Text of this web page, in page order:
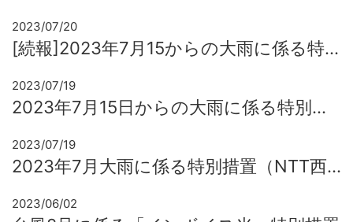
2023/07/20
[続報]2023年7月15からの大雨に係る特別措置（NTT東日本エリア）
2023/07/19
2023年7月15日からの大雨に係る特別措置（NTT東日本エリア）
2023/07/19
2023年7月大雨に係る特別措置（NTT西日本エリア）
2023/06/02